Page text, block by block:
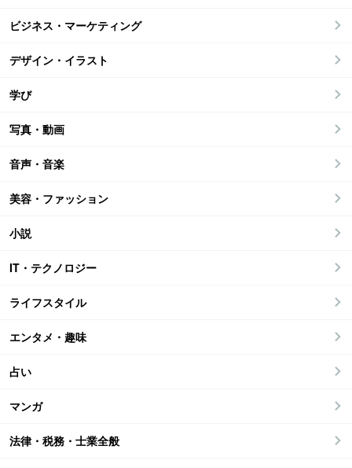
ビジネス・マーケティング
デザイン・イラスト
学び
写真・動画
音声・音楽
美容・ファッション
小説
IT・テクノロジー
ライフスタイル
エンタメ・趣味
占い
マンガ
法律・税務・士業全般